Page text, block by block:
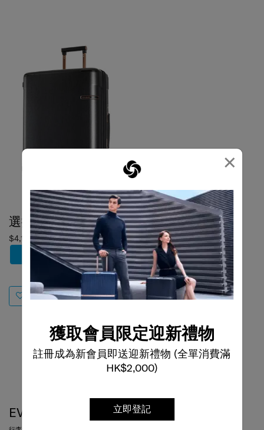
×
獲取會員限定迎新禮物
註冊成為新會員即送迎新禮物 (全單消費滿
HK$2,000)
立即登記
選擇顏色
$4,180
到貨提醒
EVOA TECH